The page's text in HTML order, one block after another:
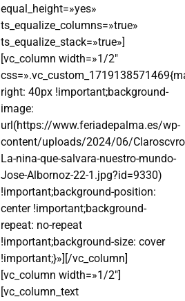
equal_height=»yes»
ts_equalize_columns=»true»
ts_equalize_stack=»true»]
[vc_column width=»1/2″
right: 40px !important;background-
image:
url(https://www.feriadepalma.es/wp-
content/uploads/2024/06/
La-nina-que-salvara-nuestro-mundo-
Jose-Albornoz-22-1.jpg?id=9330)
!important;background-position:
center !important;background-
repeat: no-repeat
!important;background-size: cover
!important;}»][/vc_column]
[vc_column width=»1/2″]
[vc_column_text